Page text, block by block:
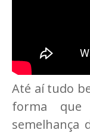
Até aí tudo
forma
semelhança